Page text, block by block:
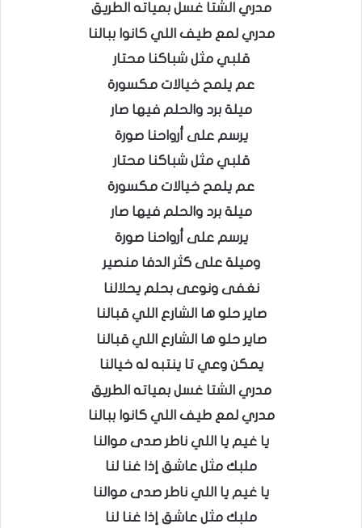
مدري الشتا غسل بمياته الطريق
مدري لمع طيف اللي كانوا ببالنا
قلبي مثل شباكنا محتار
عم يلمح خيالات مكسورة
ميلة برد والحلم فيها صار
يرسم على أرواحنا صورة
قلبي مثل شباكنا محتار
عم يلمح خيالات مكسورة
ميلة برد والحلم فيها صار
يرسم على أرواحنا صورة
وميلة على كثر الدفا منصير
نغفى ونوعى بحلم يحلالنا
صاير حلو ها الشارع اللي قبالنا
صاير حلو ها الشارع اللي قبالنا
يمكن وعي تا ينتبه له خيالنا
مدري الشتا غسل بمياته الطريق
مدري لمع طيف اللي كانوا ببالنا
يا غيم يا اللي ناطر صدى موالنا
ملبك مثل عاشق إذا غنا لنا
يا غيم يا اللي ناطر صدى موالنا
ملبك مثل عاشق إذا غنا لنا